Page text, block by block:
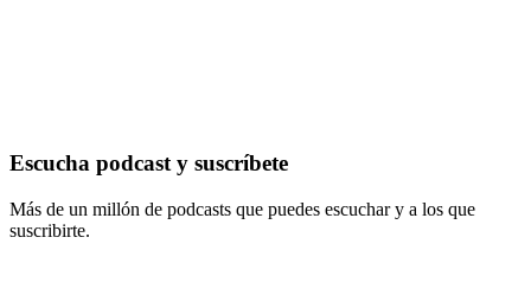
Escucha podcast y suscríbete
Más de un millón de podcasts que puedes escuchar y a los que
suscribirte.